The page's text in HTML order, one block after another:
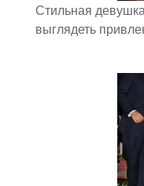
Стильная
выглядеть